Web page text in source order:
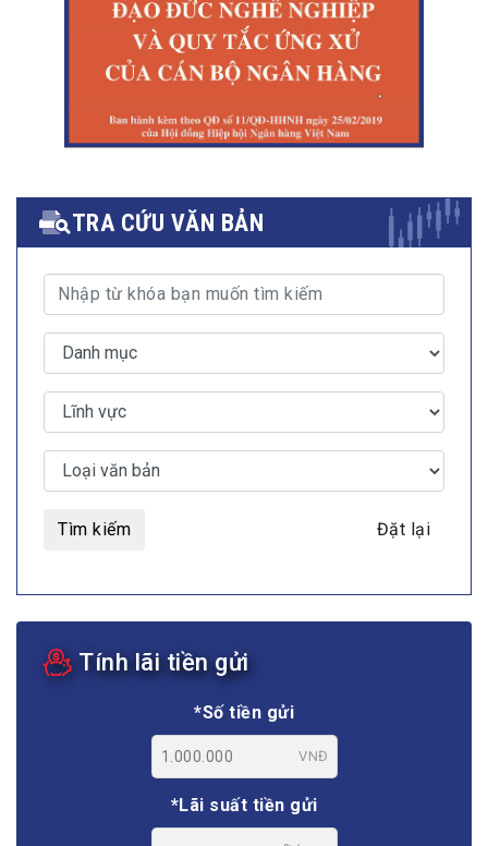
TRA CỨU VĂN BẢN
Tìm kiếm Đặt lại
Tính lãi tiền gửi
*Số tiền gửi
VNĐ
*Lãi suất tiền gửi